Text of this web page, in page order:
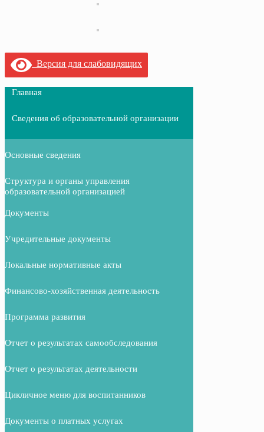
Версия для слабовидящих
Главная
Сведения об образовательной организации
Основные сведения
Структура и органы управления
образовательной организацией
Документы
Учредительные документы
Локальные нормативные акты
Финансово-хозяйственная деятельность
Программа развития
Отчет о результатах самообследования
Отчет о результатах деятельности
Цикличное меню для воспитанников
Документы о платных услугах